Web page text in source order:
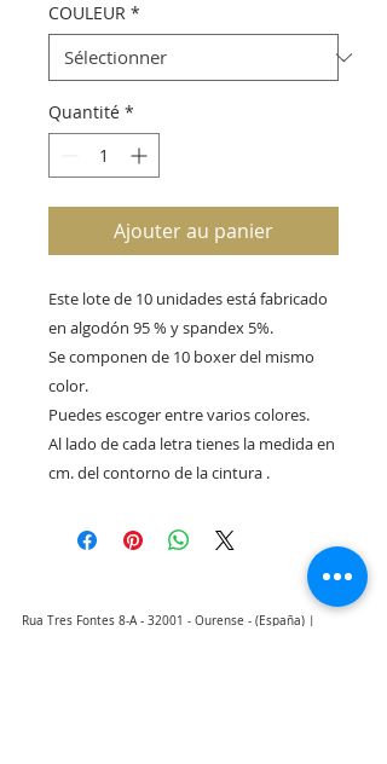
COULEUR *
Quantité *
Ajouter au panier
Este lote de 10 unidades está fabricado
en algodón 95 % y spandex 5%.
Se componen de 10 boxer del mismo
color.
Puedes escoger entre varios colores.
Al lado de cada letra tienes la medida en
cm. del contorno de la cintura .
Rua Tres Fontes 8-A - 32001 - Ourense - (España) |